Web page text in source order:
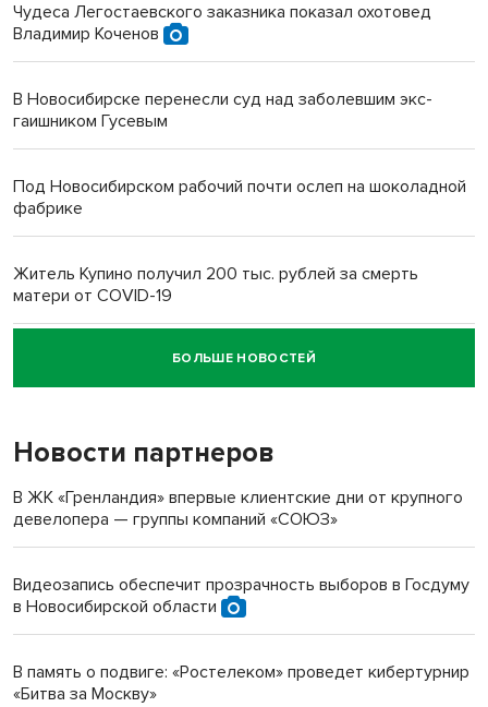
Чудеса Легостаевского заказника показал охотовед
Владимир Коченов
В Новосибирске перенесли суд над заболевшим экс-
гаишником Гусевым
Под Новосибирском рабочий почти ослеп на шоколадной
фабрике
Житель Купино получил 200 тыс. рублей за смерть
матери от COVID-19
Новосибирский суд наказал водителя за смерть
пенсионерки на вокзале
БОЛЬШЕ НОВОСТЕЙ
Новости партнеров
В ЖК «Гренландия» впервые клиентские дни от крупного
девелопера — группы компаний «СОЮЗ»
Видеозапись обеспечит прозрачность выборов в Госдуму
в Новосибирской области
В память о подвиге: «Ростелеком» проведет кибертурнир
«Битва за Москву»